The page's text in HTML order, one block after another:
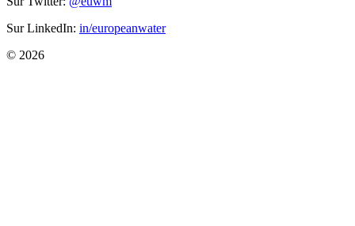
Sur LinkedIn: in/europeanwater
© 2026